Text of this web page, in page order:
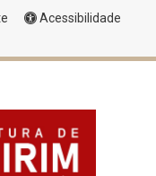
Acessibilidade